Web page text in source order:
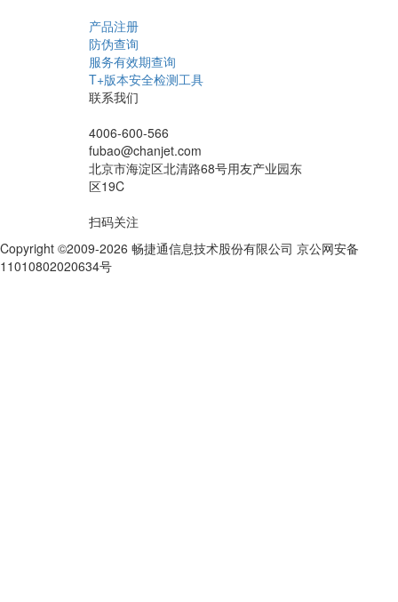
产品注册
防伪查询
服务有效期查询
T+版本安全检测工具
联系我们
4006-600-566
fubao@chanjet.com
北京市海淀区北清路68号用友产业园东
区19C
扫码关注
Copyright ©2009-2026 畅捷通信息技术股份有限公司 京公网安备
11010802020634号